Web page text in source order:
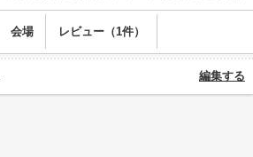
会場 レビュー（1件）
編集する